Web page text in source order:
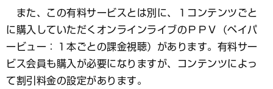
また、この有料サービスとは別に、１コンテンツごと
に購入していただくオンラインライブのＰＰＶ（ペイパ
ービュー：１本ごとの課金視聴）があります。有料サー
ビス会員も購入が必要になりますが、コンテンツによっ
て割引料金の設定があります。